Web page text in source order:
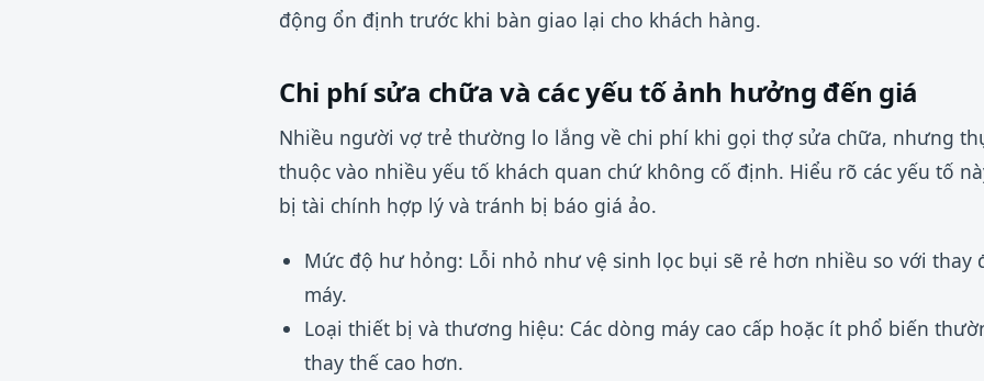
động ổn định trước khi bàn giao lại cho khách hàng.
Chi phí sửa chữa và các yếu tố ảnh hưởng đến giá
Nhiều người vợ trẻ thường lo lắng về chi phí khi gọi thợ sửa chữa, nhưng
thuộc vào nhiều yếu tố khách quan chứ không cố định. Hiểu rõ các yếu tố
bị tài chính hợp lý và tránh bị báo giá ảo.
Mức độ hư hỏng: Lỗi nhỏ như vệ sinh lọc bụi sẽ rẻ hơn nhiều so với thay
máy.
Loại thiết bị và thương hiệu: Các dòng máy cao cấp hoặc ít phổ biến
thay thế cao hơn.